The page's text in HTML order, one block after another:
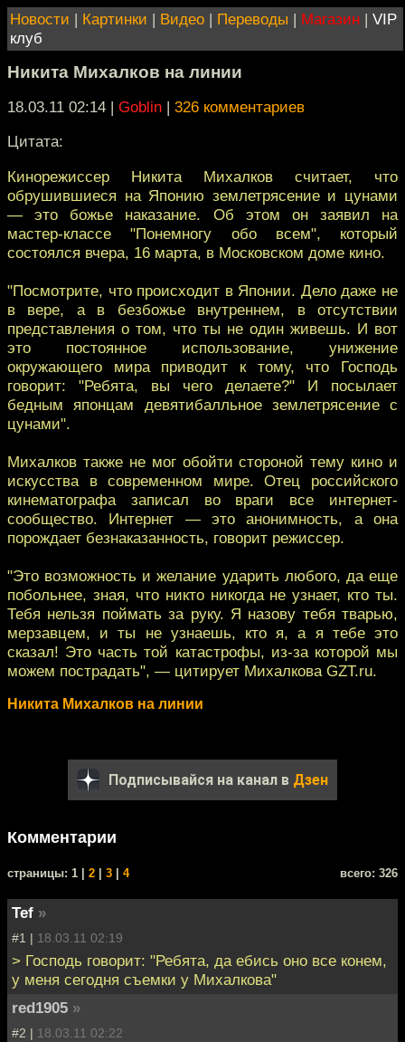
Новости | Картинки | Видео | Переводы | Магазин | VIP
клуб
Никита Михалков на линии
18.03.11 02:14 | Goblin | 326 комментариев
Цитата:
Кинорежиссер Никита Михалков считает, что
обрушившиеся на Японию землетрясение и цунами
— это божье наказание. Об этом он заявил на
мастер-классе "Понемногу обо всем", который
состоялся вчера, 16 марта, в Московском доме кино.
"Посмотрите, что происходит в Японии. Дело даже не
в вере, а в безбожье внутреннем, в отсутствии
представления о том, что ты не один живешь. И вот
это постоянное использование, унижение
окружающего мира приводит к тому, что Господь
говорит: "Ребята, вы чего делаете?" И посылает
бедным японцам девятибалльное землетрясение с
цунами".
Михалков также не мог обойти стороной тему кино и
искусства в современном мире. Отец российского
кинематографа записал во враги все интернет-
сообщество. Интернет — это анонимность, а она
порождает безнаказанность, говорит режиссер.
"Это возможность и желание ударить любого, да еще
побольнее, зная, что никто никогда не узнает, кто ты.
Тебя нельзя поймать за руку. Я назову тебя тварью,
мерзавцем, и ты не узнаешь, кто я, а я тебе это
сказал! Это часть той катастрофы, из-за которой мы
можем пострадать", — цитирует Михалкова GZT.ru.
Никита Михалков на линии
Подписывайся на канал в Дзен
Комментарии
cтраницы: 1 | 2 3 4 всего: 326
Tef »
#1 | 18.03.11 02:19
> Господь говорит: "Ребята, да ебись оно все конем,
у меня сегодня съемки у Михалкова"
red1905 »
#2 | 18.03.11 02:22